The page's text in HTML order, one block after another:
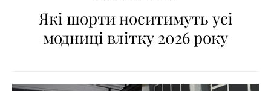
Які шорти носитимуть усі
модниці влітку 2026 року